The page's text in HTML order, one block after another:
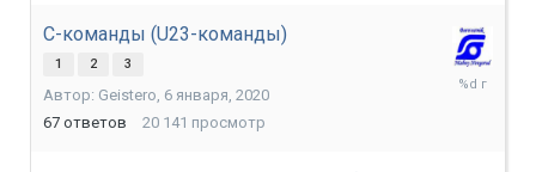
С-команды (U23-команды)
1 2 3
Автор: Geistero, 6 января, 2020
67 ответов 20 141 просмотр
8